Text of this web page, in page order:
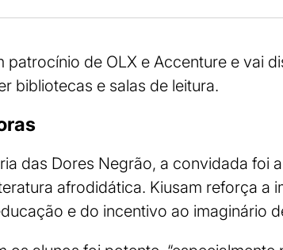
patrocínio de OLX e Accenture e vai
bibliotecas e salas de leitura.
das Dores Negrão, a convidada foi
afrodidática. Kiusam reforça a
e do incentivo ao imaginário